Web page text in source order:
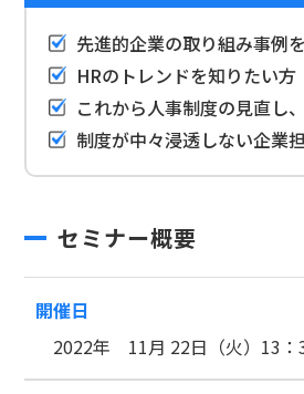
先進的企業の取り組み事例
HRのトレンドを知りたい方
これから人事制度の見直し
制度が中々浸透しない企業
セミナー概要
開催日
2022年 11月 22日（火）13：